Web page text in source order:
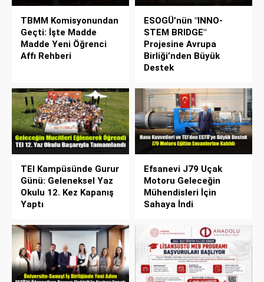
TBMM Komisyonundan
Geçti: İşte Madde
Madde Yeni Öğrenci
Affı Rehberi
ESOGÜ’nün "INNO-
STEM BRIDGE"
Projesine Avrupa
Birliği’nden Büyük
Destek
TEI Kampüsünde Gurur
Günü: Geleneksel Yaz
Okulu 12. Kez Kapanış
Yaptı
Efsanevi J79 Uçak
Motoru Geleceğin
Mühendisleri İçin
Sahaya İndi